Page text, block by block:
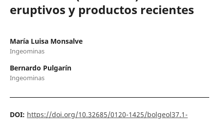
eruptivos y productos recientes
María Luisa Monsalve
Ingeominas
Bernardo Pulgarín
Ingeominas
DOI: https://doi.org/10.32685/0120-1425/bolgeol37.1-